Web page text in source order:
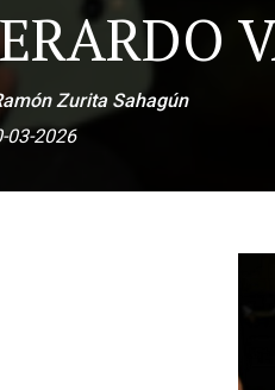
Zurita Sahagún
03-2026